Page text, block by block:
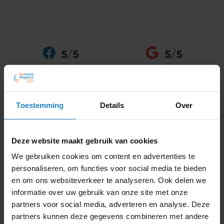
Toestemming Details Over
Deze website maakt gebruik van cookies
We gebruiken cookies om content en advertenties te
personaliseren, om functies voor social media te bieden
en om ons websiteverkeer te analyseren. Ook delen we
informatie over uw gebruik van onze site met onze
partners voor social media, adverteren en analyse. Deze
partners kunnen deze gegevens combineren met andere
5/5
    
500 aanbevelingen
5/5
    
Reviews

“ Had een dag cursus gedaan
voor module 2 en wat denk je
13 fout mag hebben had ik er

“Geweldige uitleg duidelijk
en elke vraag die behandeld
word komt overheen met de
cbr vragen al met al top